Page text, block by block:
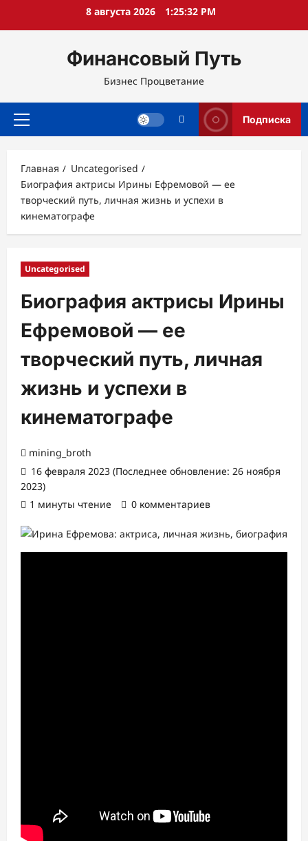
8 августа 2026 1:25:33 PM
Финансовый Путь
Бизнес Процветание
Основное
Подписка
Главная
Uncategorised
Биография актрисы Ирины Ефремовой — ее
творческий путь, личная жизнь и успехи в
кинематографе
Uncategorised
Биография актрисы Ирины
Ефремовой — ее
творческий путь, личная
жизнь и успехи в
кинематографе
mining_broth
16 февраля 2023 (Последнее обновление: 26 ноября
2023)
1 минуты чтение
0 комментариев